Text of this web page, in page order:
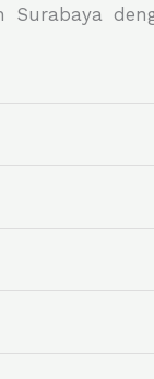
Surabaya